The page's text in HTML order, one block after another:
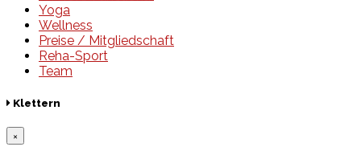
Yoga
Wellness
Preise / Mitgliedschaft
Reha-Sport
Team
Klettern
×